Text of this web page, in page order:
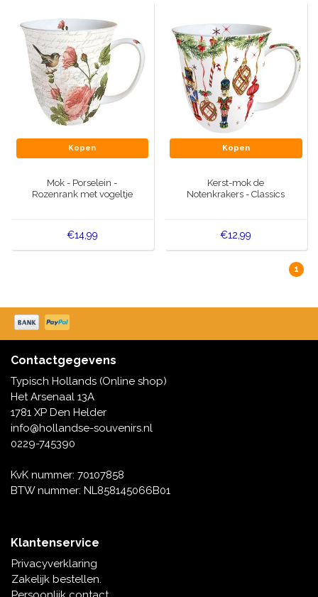
Kopen
Mok - Porselein -
Rozenrank met vogeltje
€14,99
Kopen
Kerst-mok de
Notenkrakers - Classics
€12,99
1
Contactgegevens
Typisch Hollands (Online shop)
Het Arsenaal 13A
1781 XP Den Helder
info@hollandse-souvenirs.nl
0229-745390
KvK nummer: 70107858
BTW nummer: NL858145066B01
Klantenservice
Privacyverklaring
Zakelijk bestellen.